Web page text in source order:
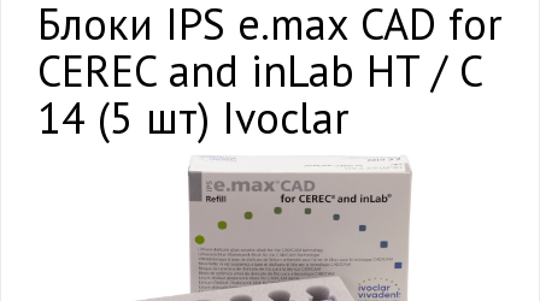
Блоки IPS e.max CAD for
CEREC and inLab HT / C
14 (5 шт) Ivoclar